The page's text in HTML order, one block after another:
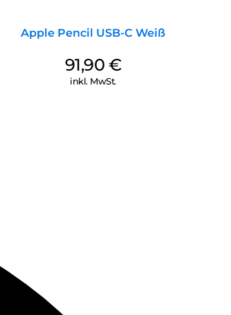
Apple Pencil USB-C Weiß
91,90 €
inkl. MwSt.